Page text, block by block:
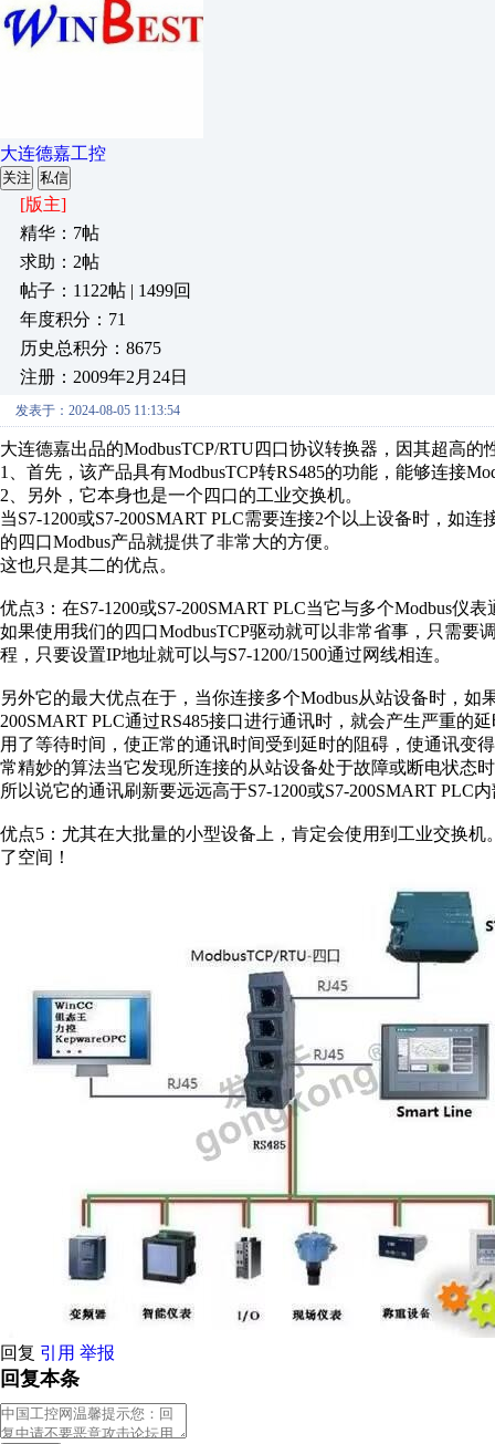
大连德嘉工控
关注 私信
[版主]
精华：7帖
求助：2帖
帖子：1122帖 | 1499回
年度积分：71
历史总积分：8675
注册：2009年2月24日
发表于：2024-08-05 11:13:54
大连德嘉出品的ModbusTCP/RTU四口协议转换器，因其超高
1、首先，该产品具有ModbusTCP转RS485的功能，能够连接
2、另外，它本身也是一个四口的工业交换机。
当S7-1200或S7-200SMART PLC需要连接2个以上设备时，如
的四口Modbus产品就提供了非常大的方便。
这也只是其二的优点。
优点3：在S7-1200或S7-200SMART PLC当它与多个Modbus
如果使用我们的四口ModbusTCP驱动就可以非常省事，只需
程，只要设置IP地址就可以与S7-1200/1500通过网线相连。
另外它的最大优点在于，当你连接多个Modbus从站设备时，如
200SMART PLC通过RS485接口进行通讯时，就会产生严重的
用了等待时间，使正常的通讯时间受到延时的阻碍，使通讯变
常精妙的算法当它发现所连接的从站设备处于故障或断电状态
所以说它的通讯刷新要远远高于S7-1200或S7-200SMART PLC
优点5：尤其在大批量的小型设备上，肯定会使用到工业交换
了空间！
回复 引用 举报
回复本条